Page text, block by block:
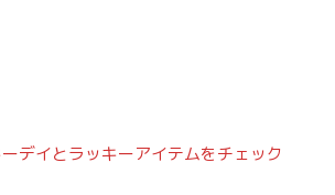
デイとラッキーアイテムをチェック